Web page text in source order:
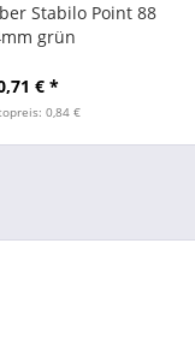
Stabilo Point 88
grün
€ *
0,84 €